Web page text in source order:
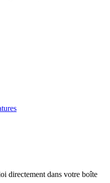
directement dans votre boîte